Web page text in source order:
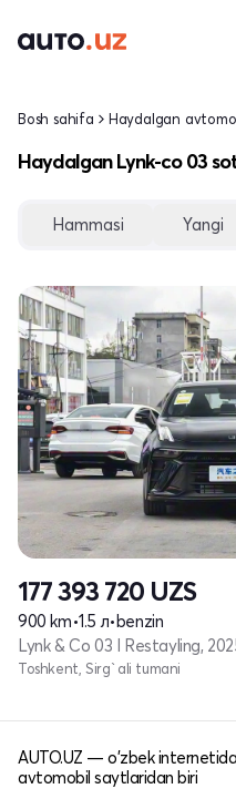
Bosh sahifa Haydalgan
Haydalgan Lynk-co 03
Hammasi Yangi
177 393 720 UZS
900 km•1.5 л•benzin
Lynk & Co 03 I Restayling,
Toshkent, Sirg`ali tumani
AUTO.UZ — o'zbek
avtomobil saytlaridan biri